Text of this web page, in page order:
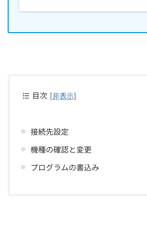
目次 [非表示]
接続先設定
機種の確認と変更
プログラムの書込み